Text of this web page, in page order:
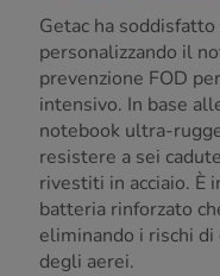
Getac ha
personalizzando il
prevenzione FOD
intensivo. In base
notebook ultra-
resistere a sei
rivestiti in acciaio. È
batteria rinforzato
eliminando i rischi
degli aerei.